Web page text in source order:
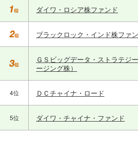
ダイワ・ロシア株ファンド
ブラックロック・インド株ファ
ＧＳビッグデータ・ストラテジ
ージング株）
4位 ＤＣチャイナ・ロード
5位 ダイワ・チャイナ・ファンド